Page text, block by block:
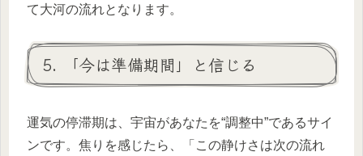
て大河の流れとなります。
5. 「今は準備期間」と信じる
運気の停滞期は、宇宙があなたを“調整中”であるサイ
ンです。焦りを感じたら、「この静けさは次の流れ